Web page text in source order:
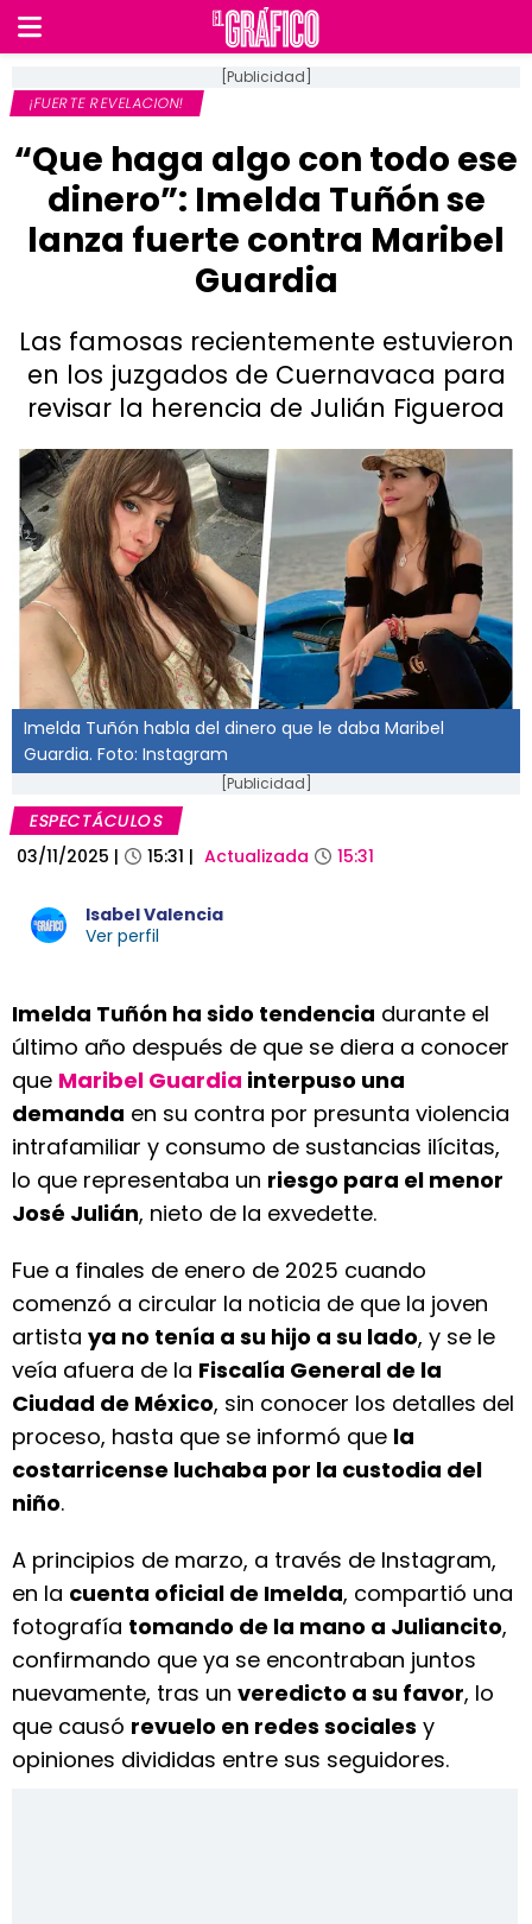
[Publicidad]
¡FUERTE REVELACION!
“Que haga algo con todo ese
dinero”: Imelda Tuñón se
lanza fuerte contra Maribel
Guardia
Las famosas recientemente estuvieron
en los juzgados de Cuernavaca para
revisar la herencia de Julián Figueroa
Imelda Tuñón habla del dinero que le daba Maribel
Guardia. Foto: Instagram
[Publicidad]
ESPECTÁCULOS
03/11/2025 | 15:31 | Actualizada 15:31
Isabel Valencia
Ver perfil
Imelda Tuñón ha sido tendencia durante el
último año después de que se diera a conocer
que Maribel Guardia interpuso una
demanda en su contra por presunta violencia
intrafamiliar y consumo de sustancias ilícitas,
lo que representaba un riesgo para el menor
José Julián, nieto de la exvedette.
Fue a finales de enero de 2025 cuando
comenzó a circular la noticia de que la joven
artista ya no tenía a su hijo a su lado, y se le
veía afuera de la Fiscalía General de la
Ciudad de México, sin conocer los detalles del
proceso, hasta que se informó que la
costarricense luchaba por la custodia del
niño.
A principios de marzo, a través de Instagram,
en la cuenta oficial de Imelda, compartió una
fotografía tomando de la mano a Juliancito,
confirmando que ya se encontraban juntos
nuevamente, tras un veredicto a su favor, lo
que causó revuelo en redes sociales y
opiniones divididas entre sus seguidores.